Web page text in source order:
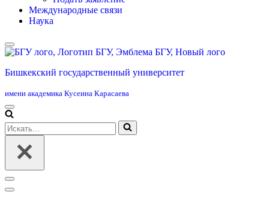
Международные связи
Наука
Бишкекский государственный университет
имени академика Кусеина Карасаева
Меню
навигации
Искать...
Меню
навигации